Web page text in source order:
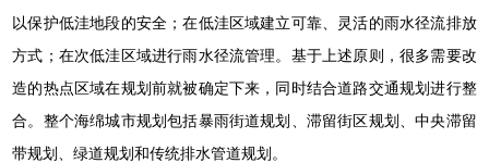
以保护低洼地段的安全；在低洼区域建立可靠、灵活的雨水径流排放
方式；在次低洼区域进行雨水径流管理。基于上述原则，很多需要改
造的热点区域在规划前就被确定下来，同时结合道路交通规划进行整
合。整个海绵城市规划包括暴雨街道规划、滞留街区规划、中央滞留
带规划、绿道规划和传统排水管道规划。